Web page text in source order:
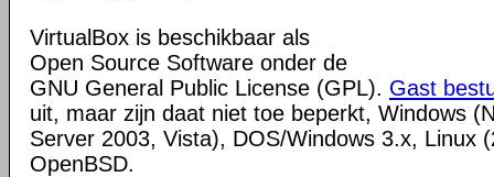
VirtualBox is beschikbaar als
Open Source Software onder de
GNU General Public License (GPL). Gast
uit, maar zijn daat niet toe beperkt, Windows
Server 2003, Vista), DOS/Windows 3.x, Linux
OpenBSD.